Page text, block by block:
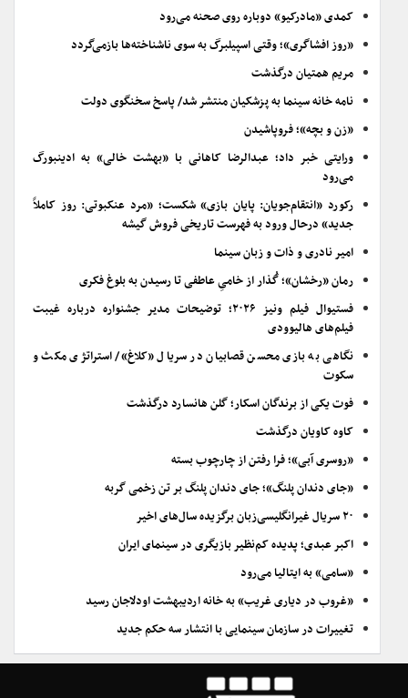
کمدی «مادرکیو» دوباره روی صحنه می‌رود
«روز افشاگری»؛ وقتی اسپیلبرگ به سوی ناشناخته‌ها بازمی‌گردد
مریم همتیان درگذشت
نامه خانه سینما به پزشکیان منتشر شد/ پاسخ سخنگوی دولت
«زن و بچه»؛ فروپاشیدن
ورایتی خبر داد؛ عبدالرضا کاهانی با «بهشت خالی» به ادینبورگ
می‌رود
رکورد «انتقام‌جویان: پایان بازی» شکست؛ «مرد عنکبوتی: روز کاملاً
جدید» درحال ورود به فهرست تاریخی فروش گیشه
امیر نادری و ذات و زبان سینما
رمان «رخشان»؛ گُذار از خامیِ عاطفی تا رسیدن به بلوغ فکری
فستیوال فیلم ونیز ۲۰۲۶؛ توضیحات مدیر جشنواره درباره غیبت
فیلم‌های هالیوودی
نگاهی به بازی محسن قصابیان در سریال «کلاغ»/ استراتژی مکث و
سکوت
فوت یکی از برندگان اسکار؛ گلن هانسارد درگذشت
کاوه کاویان درگذشت
«روسری آبی»؛ فرا رفتن از چارچوب بسته
«جای دندان پلنگ»؛ جای دندان پلنگ بر تن زخمی گربه
۲۰ سریال غیرانگلیسی‌زبان برگزیده سال‌های اخیر
اکبر عبدی؛ پدیده کم‌نظیر بازیگری در سینمای ایران
«سامی» به ایتالیا می‌رود
«غروب در دیاری غریب» به خانه اردیبهشت اودلاجان رسید
تغییرات در سازمان سینمایی با انتشار سه حکم جدید